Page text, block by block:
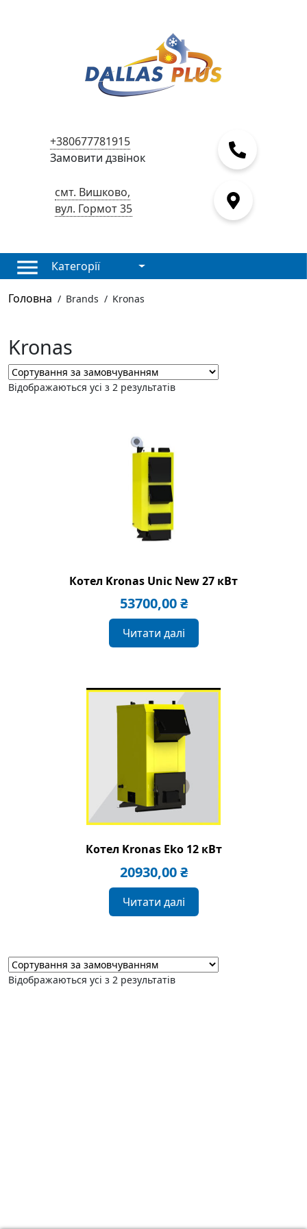
+380677781915
Замовити дзвінок
смт. Вишково,
вул. Гормот 35
Категорії
Головна / Brands / Kronas
Kronas
Відображаються усі з 2 результатів
Котел Kronas Unic New 27 кВт
53700,00₴
Читати далі
Котел Kronas Eko 12 кВт
20930,00₴
Читати далі
Відображаються усі з 2 результатів